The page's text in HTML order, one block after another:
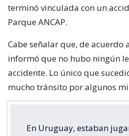
terminó vinculada con un
Parque ANCAP.
Cabe señalar que, de acuerdo
informó que no hubo ningún
accidente. Lo único que
mucho tránsito por algunos
En Uruguay, estaban